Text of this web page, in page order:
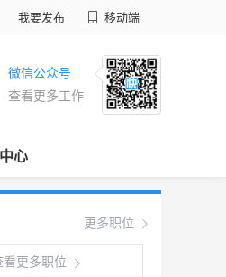
我要发布 移动端
微信公众号
查看更多工作
心
更多职位
看更多职位